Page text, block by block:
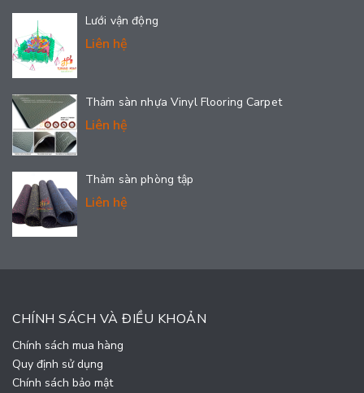
Lưới vận động
Liên hệ
Thảm sàn nhựa Vinyl Flooring Carpet
Liên hệ
Thảm sàn phòng tập
Liên hệ
CHÍNH SÁCH VÀ ĐIỀU KHOẢN
Chính sách mua hàng
Quy định sử dụng
Chính sách bảo mật